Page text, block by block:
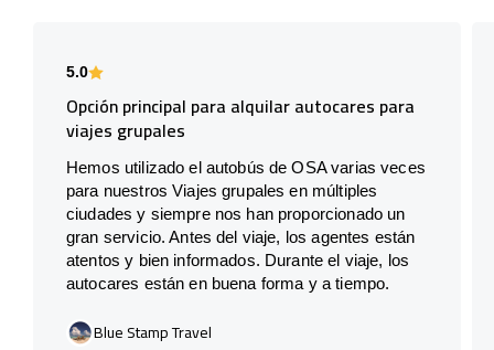
5.0
Opción principal para alquilar autocares para
viajes grupales
Hemos utilizado el autobús de OSA varias veces
para nuestros Viajes grupales en múltiples
ciudades y siempre nos han proporcionado un
gran servicio. Antes del viaje, los agentes están
atentos y bien informados. Durante el viaje, los
autocares están en buena forma y a tiempo.
Blue Stamp Travel